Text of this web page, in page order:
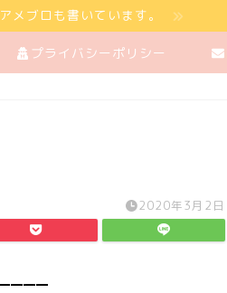
アメブロも書いています。
プライバシーポリシー
2020年3月2日